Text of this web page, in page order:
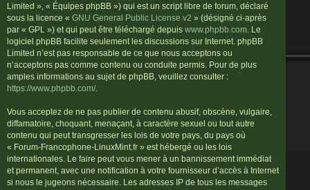
Limited », « Équipes phpBB ») qui est un script libre de forum, déclaré
sous la licence « GNU General Public License v2 » (désigné ci-après
par « GPL ») et qui peut être téléchargé depuis www.phpbb.com . Le
logiciel phpBB facilite seulement les discussions sur Internet. phpBB
Limited n’est pas responsable de ce que nous acceptons ou
n’acceptons pas comme contenu ou conduite permis. Pour de plus
amples informations au sujet de phpBB, veuillez consulter :
https://www.phpbb.com/.
Vous acceptez de ne pas publier de contenu abusif, obscène, vulgaire,
diffamatoire, choquant, menaçant, à caractère sexuel ou tout autre
contenu qui peut transgresser les lois de votre pays, du pays où
« Forum-Francophone-LinuxMint.fr » est hébergé ou les lois
internationales. Le faire peut vous mener à un bannissement immédiat
et permanent, avec une notification à votre fournisseur d’accès à Internet
si nous le jugeons nécessaire. Les adresses IP de tous les messages